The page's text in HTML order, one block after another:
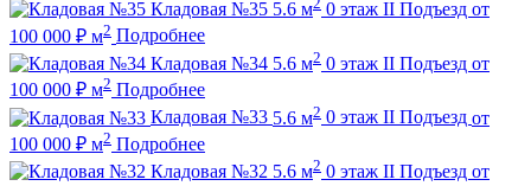
Кладовая №35 5.6 м 0 этаж II Подъезд от
100 000 ₽ м2 Подробнее
Кладовая №34 5.6 м2 0 этаж II Подъезд от
100 000 ₽ м2 Подробнее
Кладовая №33 5.6 м2 0 этаж II Подъезд от
100 000 ₽ м2 Подробнее
Кладовая №32 5.6 м2 0 этаж II Подъезд от